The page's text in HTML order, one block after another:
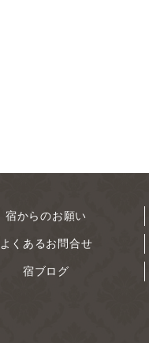
宿からのお願い
よくあるお問合せ
宿ブログ